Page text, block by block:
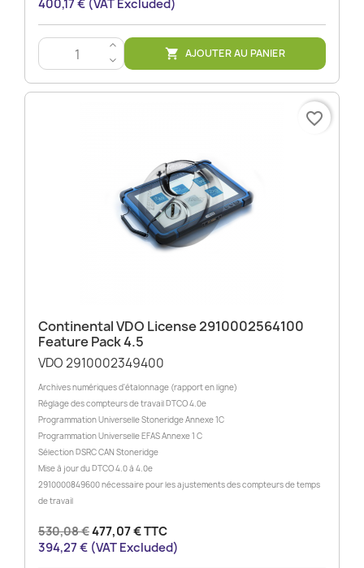
400,17 € (VAT Excluded)
>
<
 AJOUTER AU PANIER
Continental VDO License 2910002564100
Feature Pack 4.5
VDO 2910002349400
Archives numériques d'étalonnage (rapport en ligne)
Réglage des compteurs de travail DTCO 4.0e
Programmation Universelle Stoneridge Annexe 1C
Programmation Universelle EFAS Annexe 1 C
Sélection DSRC CAN Stoneridge
Mise à jour du DTCO 4.0 à 4.0e
2910000849600 nécessaire pour les ajustements des compteurs de temps
de travail
530,08 €477,07 € TTC
394,27 € (VAT Excluded)
favorite_border